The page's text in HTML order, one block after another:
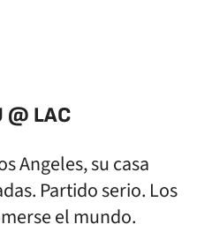
@ LAC
Angeles, su casa
Partido serio. Los
el mundo.